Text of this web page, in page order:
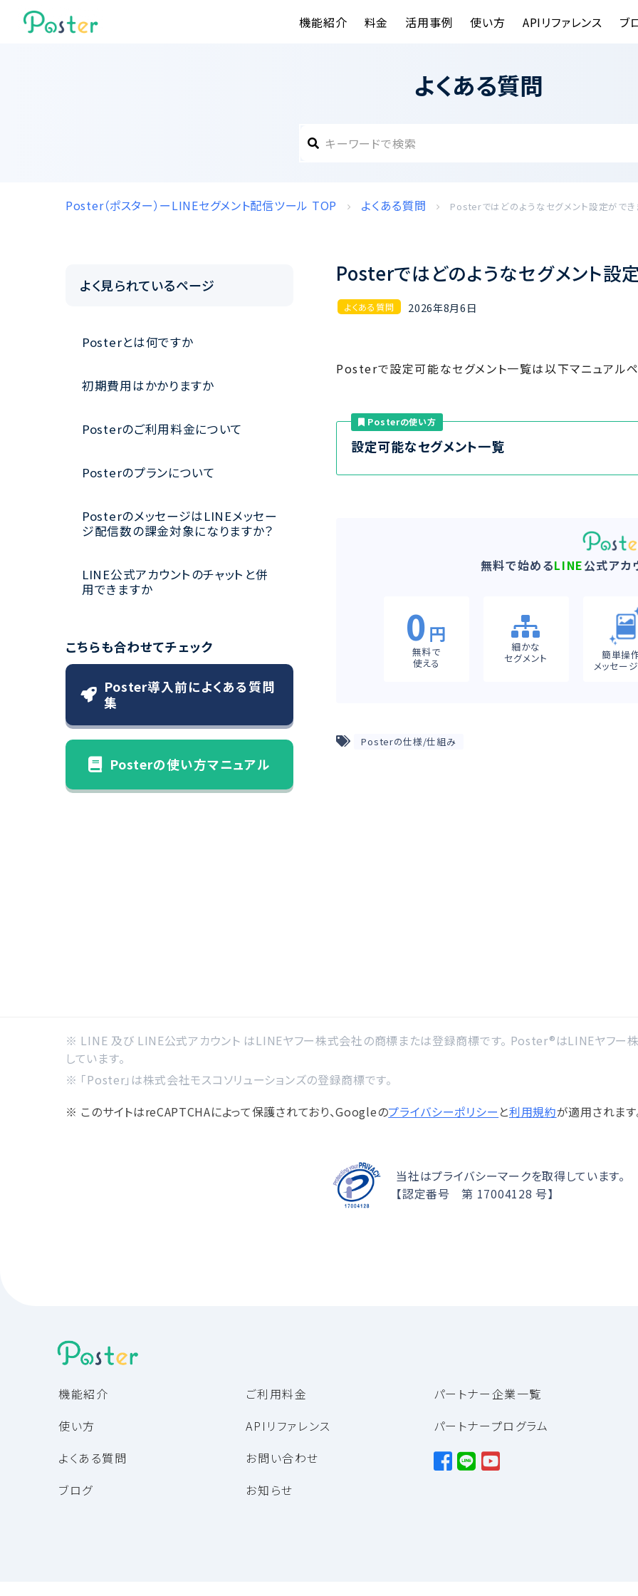
機能紹介 料金 活用事例 使い方 APIリファレンス ブ
よくある質問
Poster（ポスター）ーLINEセグメント配信ツール TOP よくある質問 Posterではどのようなセグメント設定ができ
よく見られているページ
Posterとは何ですか
初期費用はかかりますか
Posterのご利用料金について
Posterのプランについて
PosterのメッセージはLINEメッセー
ジ配信数の課金対象になりますか？
LINE公式アカウントのチャットと併
用できますか
こちらも合わせてチェック
Poster導入前によくある質問
集
Posterの使い方マニュアル
Posterではどのようなセグメント設
よくある質問 2026年8月6日
Posterで設定可能なセグメント一覧は以下マニュアルペ
Posterの使い方
設定可能なセグメント一覧
無料で始めるLINE公式アカ
0 円
無料で
使える
細かな
セグメント
簡単操
メッセー
Posterの仕様/仕組み
※ LINE 及び LINE公式アカウント はLINEヤフー株式会社の商標または登録商標です。 Poster®はLINEヤフ
しています。
※ 「Poster」は株式会社モスコソリューションズの登録商標です。
※ このサイトはreCAPTCHAによって保護されており、Googleのプライバシーポリシー と利用規約が適用されます
当社はプライバシーマークを取得しています。
【認定番号 第 17004128 号】
機能紹介
使い方
よくある質問
ブログ
ご利用料金
APIリファレンス
お問い合わせ
お知らせ
パートナー企業一覧
パートナープログラム